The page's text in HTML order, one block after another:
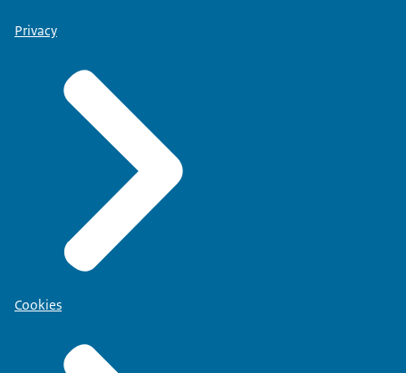
Privacy
Cookies